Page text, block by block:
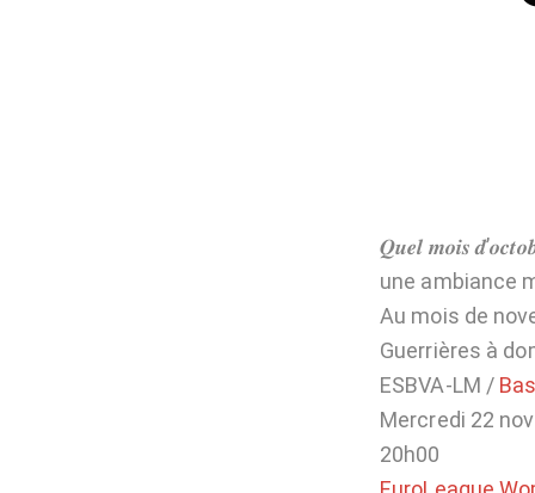
𝑸𝒖𝒆𝒍 𝒎𝒐𝒊𝒔
une ambiance
Au mois de
Guerrières à
ESBVA-LM /
Mercredi 22
20h00